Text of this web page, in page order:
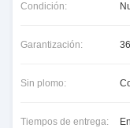
Condición:
Garantización:
Sin plomo:
Tiempos de entrega: